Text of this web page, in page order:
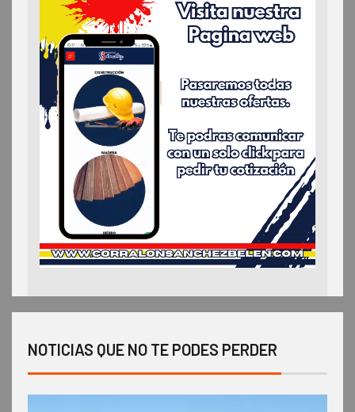
NOTICIAS QUE NO TE PODES PERDER